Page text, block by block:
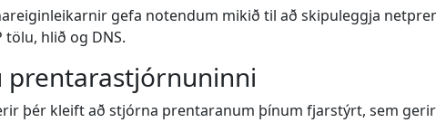
gefa notendum mikið til að skipuleggja
hlið og DNS.
prentarastjórnuninni
þér kleift að stjórna prentaranum þínum fjarstýrt, sem